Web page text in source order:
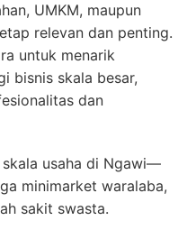
UMKM, maupun
relevan dan penting.
untuk menarik
bisnis skala besar,
dan
usaha di Ngawi—
minimarket waralaba,
sakit swasta.